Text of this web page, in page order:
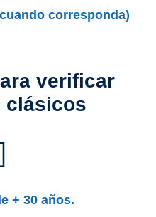
corresponda)
verificar
clásicos
+ 30 años.